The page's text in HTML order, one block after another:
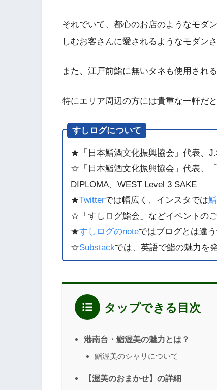
それでいて、都心のお店のようなモダ
しむお客さんに愛されるようなモダン
また、江戸前鮨に無いタネも使用され
特にエリア周辺の方には貴重な一軒だと
すしログについて
★「日本鮨酒文化振興協会」代表、
☆「日本鮨酒文化振興協会」代表、
DIPLOMA、WEST Level 3 SAKE
★Twitterでは幅広く、インスタでは
☆「すしログ鮨会」などイベントのご
★すしログのnoteではブログとは違
☆Substackでは、英語で鮨の魅力を
タップできる目次
港南台・鮨渥美の魅力とは？
鮨渥美のシャリについて
【渥美のおまかせ】の詳細